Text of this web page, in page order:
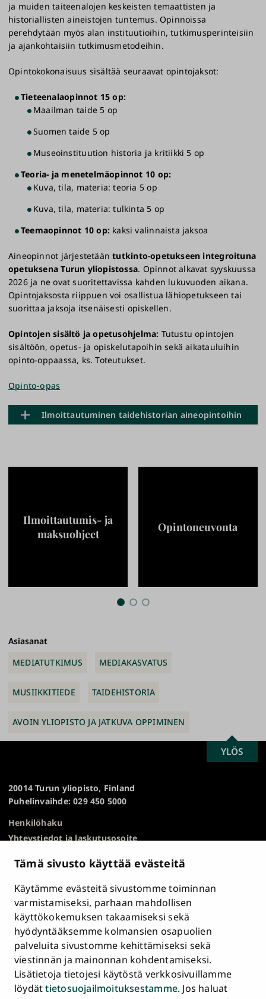
Tämä sivusto käyttää evästeitä
Käytämme evästeitä sivustomme toiminnan
varmistamiseksi, parhaan mahdollisen
käyttökokemuksen takaamiseksi sekä
hyödyntääksemme kolmansien osapuolien
palveluita sivustomme kehittämiseksi sekä
viestinnän ja mainonnan kohdentamiseksi.
Lisätietoja tietojesi käytöstä verkkosivuillamme
löydättietosuojailmoituksestamme. Jos haluat
ja muiden taiteenalojen keskeisten temaattisten ja
historiallisten aineistojen tuntemus. Opinnoissa
perehdytään myös alan instituutioihin, tutkimusperinteisiin
ja ajankohtaisiin tutkimusmetodeihin.
Opintokokonaisuus sisältää seuraavat opintojaksot:
Tieteenalaopinnot 15 op:
Maailman taide 5 op
Suomen taide 5 op
Museoinstituution historia ja kritiikki 5 op
Teoria- ja menetelmäopinnot 10 op:
Kuva, tila, materia: teoria 5 op
Kuva, tila, materia: tulkinta 5 op
Teemaopinnot 10 op: kaksi valinnaista jaksoa
Aineopinnot järjestetääntutkinto-opetukseen integroituna
opetuksena Turun yliopistossa. Opinnot alkavat syyskuussa
2026 ja ne ovat suoritettavissa kahden lukuvuoden aikana.
Opintojaksosta riippuen voi osallistua lähiopetukseen tai
suorittaa jaksoja itsenäisesti opiskellen.
Opintojen sisältö ja opetusohjelma: Tutustu opintojen
sisältöön, opetus- ja opiskelutapoihin sekä aikatauluihin
opinto-oppaassa, ks. Toteutukset.
Opinto-opas
Ilmoittautuminen taidehistorian aineopintoihin
suoritus. Kiintiö 5 opiskelijaa, oppiaine vastaa
Opinto-oikeuden saaneille lähetetään
Ilmoittautumis- ja
maksuohjeet
Opintoneuvonta
Asiasanat
MEDIATUTKIMUS
MEDIAKASVATUS
MUSIIKKITIEDE TAIDEHISTORIA
AVOIN YLIOPISTO JA JATKUVA OPPIMINEN
20014 Turun yliopisto, Finland
Puhelinvaihde: 029 450 5000
Henkilöhaku
Yhteystiedot ja laskutusosoite
HR Excellence in Research
Tietosuojailmoitus
Asiakirjajulkisuuskuvaus ja tietopyynnöt
Väärinkäytösepäilyt
Saavutettavuusseloste
Palaute
Intranet ja sähköiset työkalut
Evästeasetukset
SCROLL
TO
YLÖS